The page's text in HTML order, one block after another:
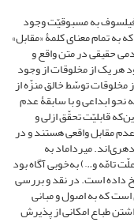
فیلسوف به مسبوقیّت وجود
تمام معنای کلمۀ «مقابل»
حقیقی در متن واقع و
هر یک از مخلوقات از وجود
توسّط خالق منزّه از
نحو ابداعی و با سابقۀ عدم
قابلیّت تحقّق ازلی و
مقابل واقعی هستند و در
میرداماد به
تامّه و…) به‌خوبی آگاه بود
داده است. در نقد و بررسی
که به اصول و مبانی
طباع امکانی از پذیرش